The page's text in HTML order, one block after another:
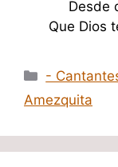
Desde
Que Dios
Categorías
-
Amezquita